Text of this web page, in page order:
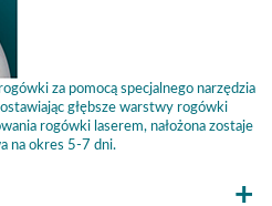
za pomocą specjalnego narzędzia
głębsze warstwy rogówki
rogówki laserem, nałożona zostaje
na okres 5-7 dni.